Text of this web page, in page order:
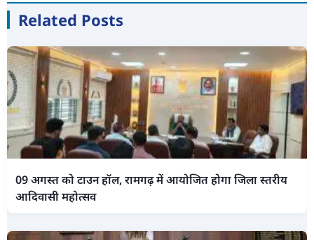
Related Posts
09 अगस्त को टाउन हॉल, रामगढ़ में आयोजित होगा जिला स्तरीय
आदिवासी महोत्सव